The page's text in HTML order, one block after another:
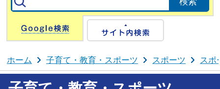
Google検索
ホーム 子育て・教育・スポーツ スポーツ スポ